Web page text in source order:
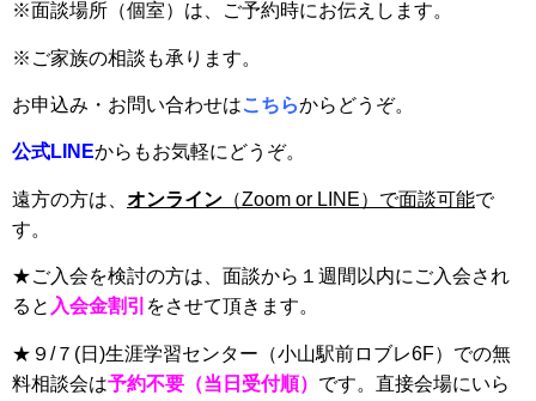
※面談場所（個室）は、ご予約時にお伝えします。
※ご家族の相談も承ります。
お申込み・お問い合わせはこちらからどうぞ。
公式LINEからもお気軽にどうぞ。
遠方の方は、 オンライン （Zoom or LINE）で面談可能で
す。
★ご入会を検討の方は、面談から１週間以内にご入会され
ると 入会金割引 をさせて頂きます。
★９/７(日)生涯学習センター（小山駅前ロブレ6F）での無
料相談会は予約不要（当日受付順） です。直接会場にいら